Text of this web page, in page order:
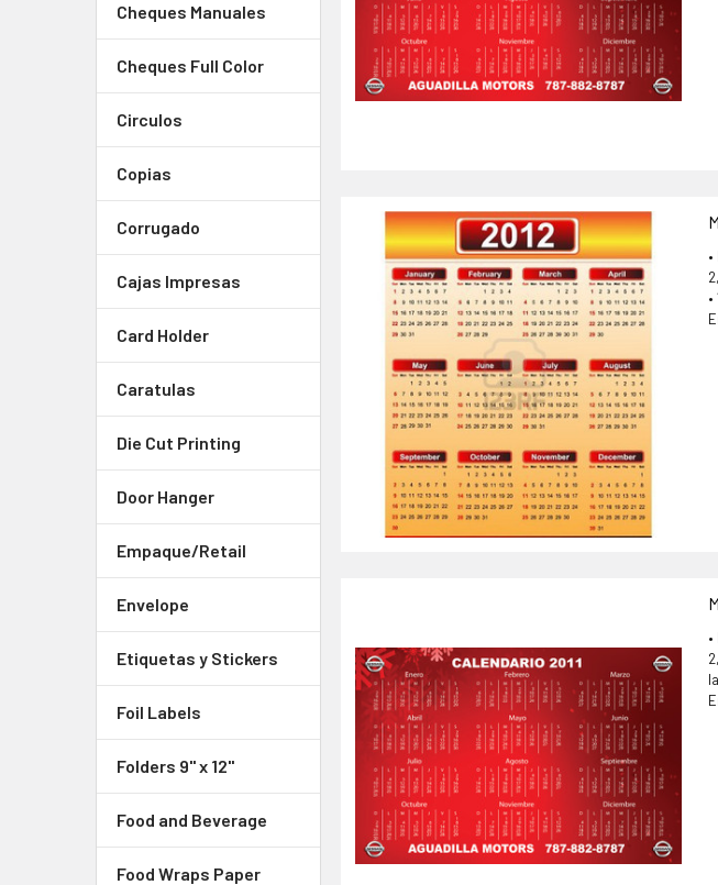
Cheques Manuales
Cheques Full Color
Circulos
Copias
Corrugado
Cajas Impresas
Card Holder
Caratulas
Die Cut Printing
Door Hanger
Empaque/Retail
Envelope
Etiquetas y Stickers
Foil Labels
Folders 9" x 12"
Food and Beverage
Food Wraps Paper